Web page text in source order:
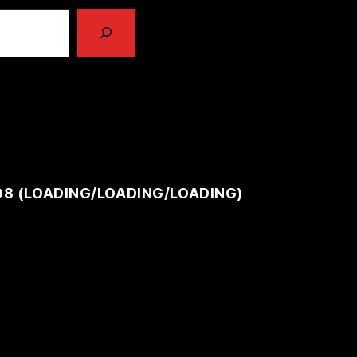
(LOADING/LOADING/LOADING)